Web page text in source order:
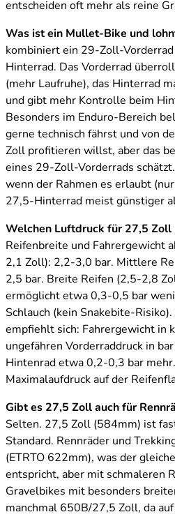
entscheiden oft mehr als reine
Was ist ein Mullet-Bike und
kombiniert ein 29-Zoll-
Hinterrad. Das Vorderrad
(mehr Laufruhe), das Hinterrad
und gibt mehr Kontrolle beim
Besonders im Enduro-Bereich
gerne technisch fährst und von
Zoll profitieren willst, aber das
eines 29-Zoll-Vorderrads
wenn der Rahmen es erlaubt
27,5-Hinterrad meist günstiger
Welchen Luftdruck für 27,5 Zoll
Reifenbreite und Fahrergewicht
2,1 Zoll): 2,2-3,0 bar. Mittlere
2,5 bar. Breite Reifen (2,5-2,8
ermöglicht etwa 0,3-0,5 bar
Schlauch (kein Snakebite-
empfiehlt sich: Fahrergewicht in
ungefähren Vorderraddruck in
Hintenrad etwa 0,2-0,3 bar
Maximalaufdruck auf der
Gibt es 27,5 Zoll auch für
Selten. 27,5 Zoll (584mm) ist
Standard. Rennräder und
(ETRTO 622mm), was der
entspricht, aber mit schmaleren
Gravelbikes mit besonders
manchmal 650B/27,5 Zoll, da